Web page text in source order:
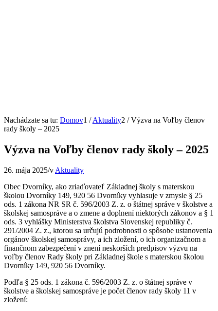
Nachádzate sa tu: Domov1 / Aktuality2 / Výzva na Voľby členov
rady školy – 2025
Výzva na Voľby členov rady školy – 2025
26. mája 2025/v Aktuality
Obec Dvorníky, ako zriaďovateľ Základnej školy s materskou
školou Dvorníky 149, 920 56 Dvorníky vyhlasuje v zmysle § 25
ods. 1 zákona NR SR č. 596/2003 Z. z. o štátnej správe v školstve a
školskej samospráve a o zmene a doplnení niektorých zákonov a § 1
ods. 3 vyhlášky Ministerstva školstva Slovenskej republiky č.
291/2004 Z. z., ktorou sa určujú podrobnosti o spôsobe ustanovenia
orgánov školskej samosprávy, a ich zložení, o ich organizačnom a
finančnom zabezpečení v znení neskorších predpisov výzvu na
voľby členov Rady školy pri Základnej škole s materskou školou
Dvorníky 149, 920 56 Dvorníky.
Podľa § 25 ods. 1 zákona č. 596/2003 Z. z. o štátnej správe v
školstve a školskej samospráve je počet členov rady školy 11 v
zložení: